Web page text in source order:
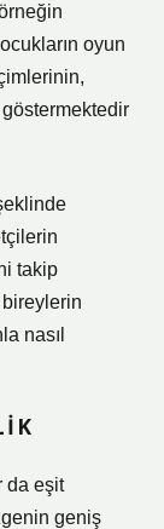
oyun
göstermektedir
takip
nasıl
da eşit
geniş